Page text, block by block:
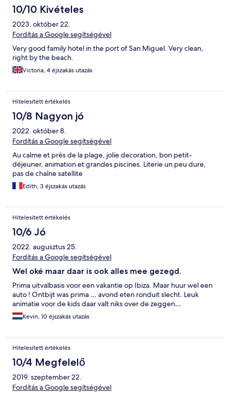
10/10 Kivételes
2023. október 22.
Fordítás a Google segítségével
Very good family hotel in the port of San Miguel. Very clean,
right by the beach.
Victoria, 4 éjszakás utazás
Hitelesített értékelés
10/8 Nagyon jó
2022. október 8.
Fordítás a Google segítségével
Au calme et près de la plage, jolie decoration, bon petit-
déjeuner, animation et grandes piscines. Literie un peu dure,
pas de chaîne satellite
Edith, 3 éjszakás utazás
Hitelesített értékelés
10/6 Jó
2022. augusztus 25.
Fordítás a Google segítségével
Wel oké maar daar is ook alles mee gezegd.
Prima uitvalbasis voor een vakantie op Ibiza. Maar huur wel een
auto ! Ontbijt was prima … avond eten ronduit slecht. Leuk
animatie voor de kids daar valt niks over de zeggen…
Kevin, 10 éjszakás utazás
Hitelesített értékelés
10/4 Megfelelő
2019. szeptember 22.
Fordítás a Google segítségével